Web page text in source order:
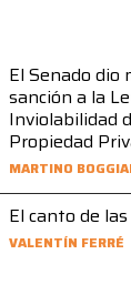
El Senado dio
sanción a la
Inviolabilidad
Propiedad
MARTINO
El canto de
VALENTÍN FERRÉ